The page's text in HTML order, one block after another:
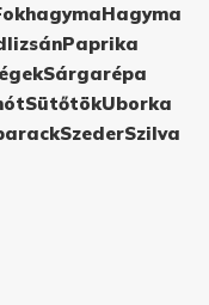
Hagyma
Paprika
Sárgarépa
SütőtökUborka
SzederSzilva